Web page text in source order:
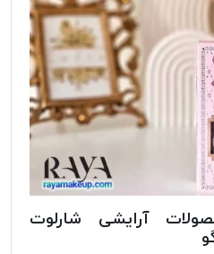
آرایشی شارلوت